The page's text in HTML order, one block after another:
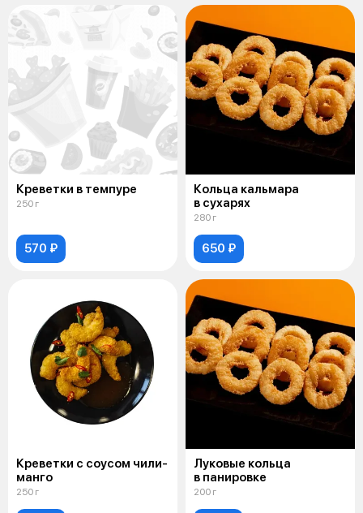
Креветки в темпуре
250 г
570 ₽
Кольца кальмара
в сухарях
280 г
650 ₽
Креветки с соусом чили-
манго
250 г
Луковые кольца
в панировке
200 г